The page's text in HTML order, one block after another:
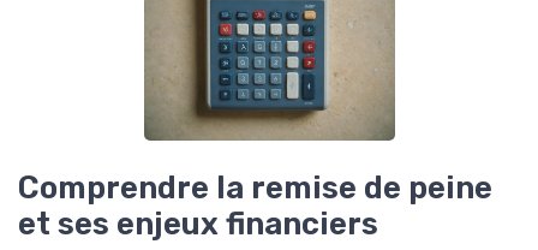
Comprendre la remise de peine
et ses enjeux financiers